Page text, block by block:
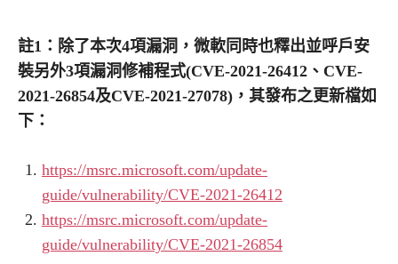
註1：除了本次4項漏洞，微軟同時也釋出並呼戶安
裝另外3項漏洞修補程式(CVE-2021-26412、CVE-
2021-26854及CVE-2021-27078)，其發布之更新檔如
下：
https://msrc.microsoft.com/update-
guide/vulnerability/CVE-2021-26412
https://msrc.microsoft.com/update-
guide/vulnerability/CVE-2021-26854